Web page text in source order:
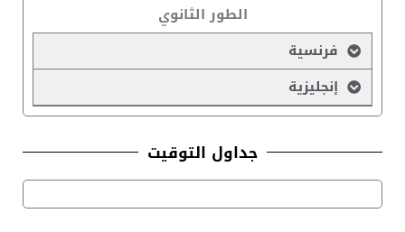
الطور الثانوي
فرنسية
إنجليزية
جداول التوقيت